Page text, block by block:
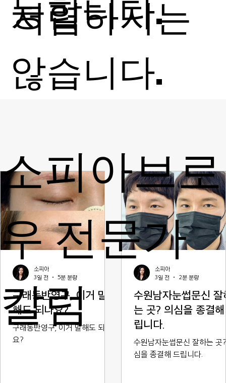
저렴하지는
않습니다.
능합니다.
구래동반영구, 이거 말
해도 되나요?
구래동반영구, 이거 말해도 되나
요?
소피아
3일 전
5분 분량
수원남자눈썹문신 잘
는 곳? 의심을 종결
립니다.
수원남자눈썹문신 잘하는 곳
심을 종결해 드립니다.
소피아
3일 전
2분 분량
소피아브로
우 전문가
칼럼